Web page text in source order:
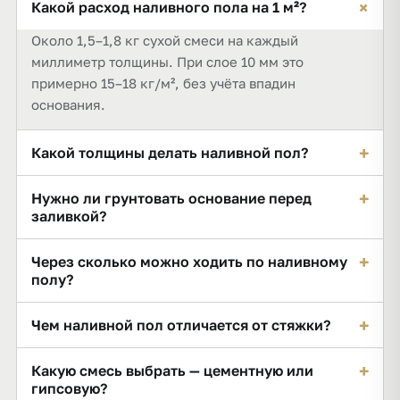
Какой расход наливного пола на 1 м²? +
Около 1,5–1,8 кг сухой смеси на каждый
миллиметр толщины. При слое 10 мм это
примерно 15–18 кг/м², без учёта впадин
основания.
Какой толщины делать наливной пол? +
Тонкослойные финишные ровнители работают от
мешке.
Нужно ли грунтовать основание перед
заливкой?
+
забирать воду из смеси, обеспыливает и улучшает
растекание. Без неё пол хуже держится и
Через сколько можно ходить по наливному
полу?
+
покрытие (плитка, ламинат, линолеум)
недель по инструкции смеси и остаточной
Чем наливной пол отличается от стяжки? +
30–50 мм. Наливной пол — финишный
Какую смесь выбрать — цементную или
гипсовую?
+